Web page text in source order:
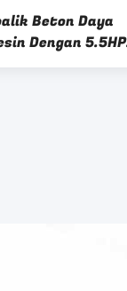
Beton Daya
Dengan 5.5HP